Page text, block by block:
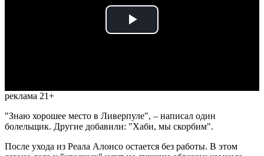
Play
реклама 21+
"Знаю хорошее место в Ливерпуле", – написал один
болельщик. Другие добавили: "Хаби, мы скорбим".
После ухода из Реала Алонсо остается без работы. В этом